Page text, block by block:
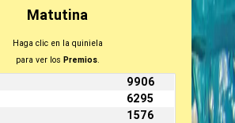
Matutina
Haga clic en la quiniela
para ver los Premios.
9906
6295
1576